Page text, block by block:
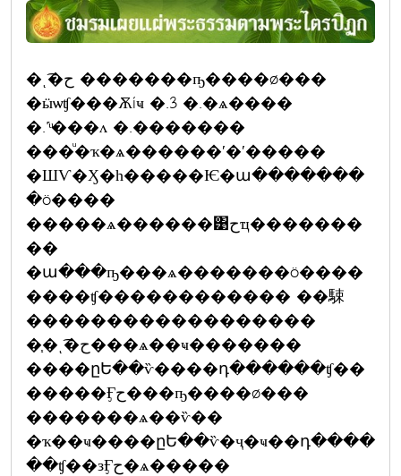
�ͺ͡�ح �������ҧ����ø���
�ӹѡʧ���Ѫíҹ �.3 �.�ѧ����
�.˹ͧ���ᴧ �.�������
���ͧ�ҡ�ѧ������ʹ�ʹ�����
�ШѴ�Ӽ�һ�����Ѥ�ա�������
�ö����
�����ѧ������͹حҵ�������
��
�ա���ҧ���ѧ�������ö����
����ʧ������������ ��駷
������������������
�֧�ͺ͡�ح���ѧ��ҹ�������
����ըԵ��ѷ����դ������ʧ��
�����Ӻح���ҧ����ø���
�������ѧ��ѷ��
�ҡ��ҹ����ըԵ��ѷ�ҷ�ҹ��դ����
��ʧ��зӺح�ѧ�����